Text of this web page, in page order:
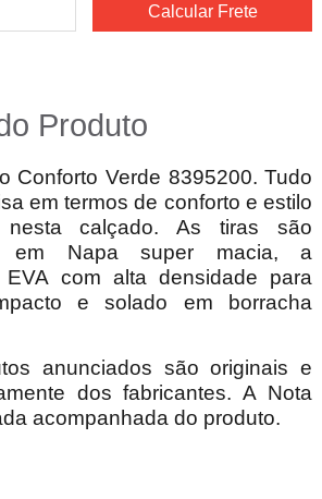
Produto
Conforto Verde 8395200. Tudo
em termos de conforto e estilo
nesta calçado. As tiras são
em Napa super macia, a
com alta densidade para
e solado em borracha
anunciados são originais e
dos fabricantes. A Nota
acompanhada do produto.